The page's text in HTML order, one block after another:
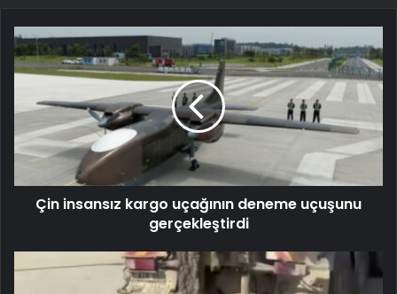
Çin insansız kargo uçağının deneme uçuşunu
gerçekleştirdi